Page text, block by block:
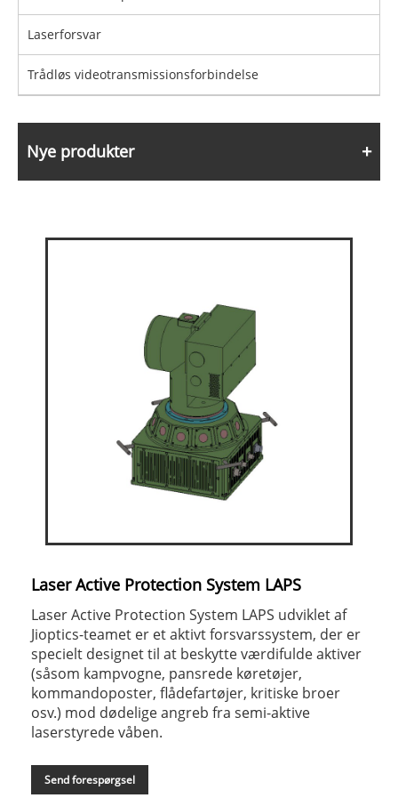
Laserforsvar
Trådløs videotransmissionsforbindelse
Nye produkter
Laser Active Protection System LAPS
Laser Active Protection System LAPS udviklet af
Jioptics-teamet er et aktivt forsvarssystem, der er
specielt designet til at beskytte værdifulde aktiver
(såsom kampvogne, pansrede køretøjer,
kommandoposter, flådefartøjer, kritiske broer
osv.) mod dødelige angreb fra semi-aktive
laserstyrede våben.
Send forespørgsel